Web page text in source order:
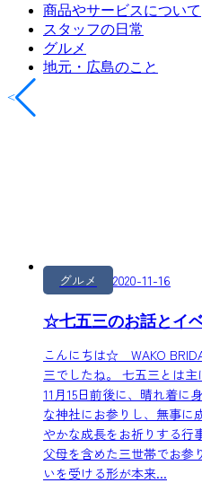
<
商品やサービスについて
スタッフの日常
グルメ
地元・広島のこと
グルメ 2020-11-16
☆七五三のお話とイ
こんにちは☆ WAKO
三でしたね。 七五三とは
11月15日前後に、晴れ着に
な神社にお参りし、無事に
やかな成長をお祈りする行
父母を含めた三世帯でお参
いを受ける形が本来...